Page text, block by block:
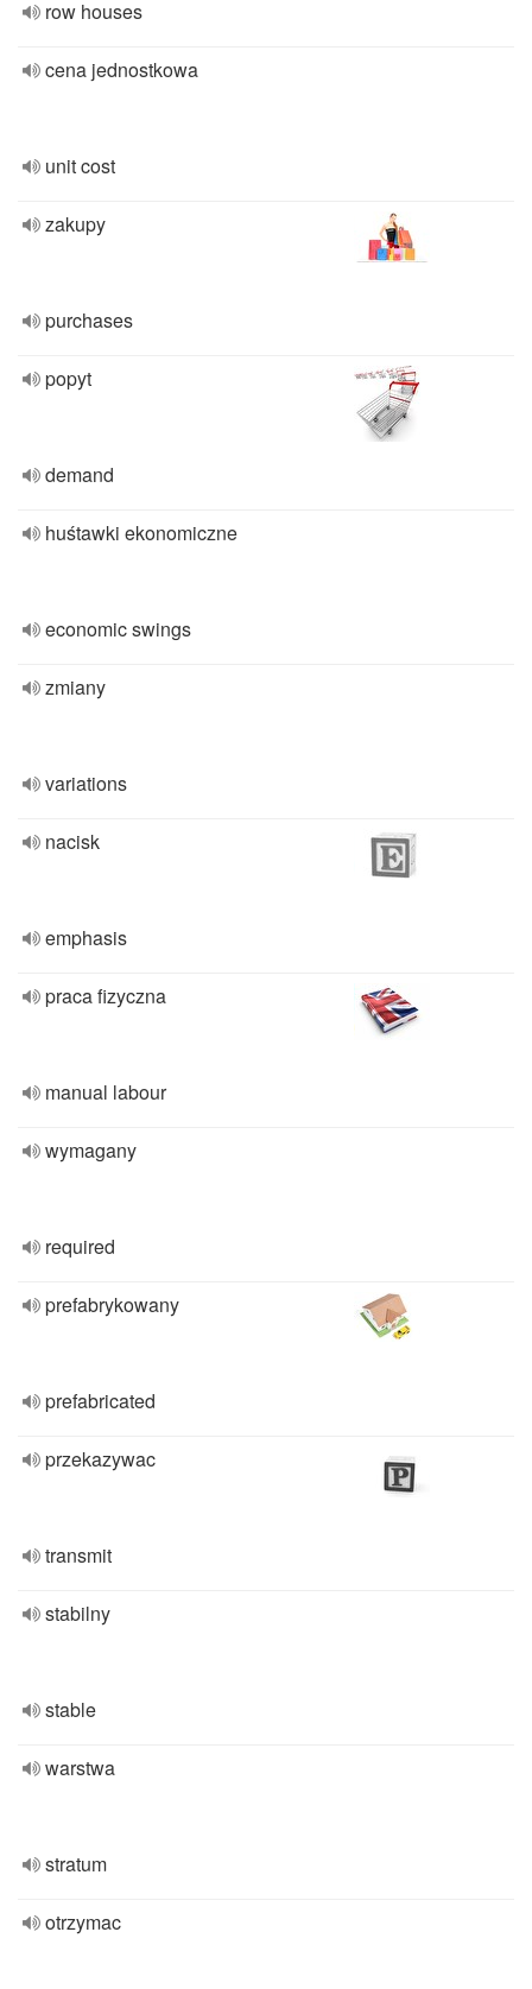
row houses
cena jednostkowa
unit cost
zakupy
purchases
popyt
demand
huśtawki ekonomiczne
economic swings
zmiany
variations
nacisk
emphasis
praca fizyczna
manual labour
wymagany
required
prefabrykowany
prefabricated
przekazywac
transmit
stabilny
stable
warstwa
stratum
otrzymac